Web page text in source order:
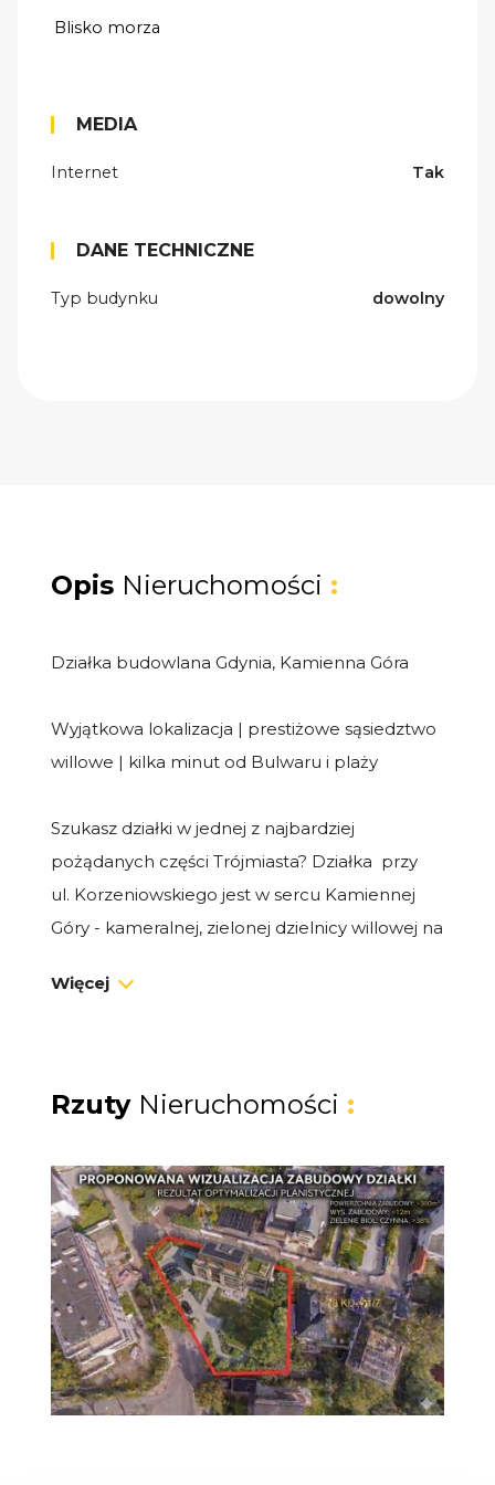
Blisko morza
MEDIA
Internet Tak
DANE TECHNICZNE
Typ budynku dowolny
Opis Nieruchomości :
Działka budowlana Gdynia, Kamienna Góra
Wyjątkowa lokalizacja | prestiżowe sąsiedztwo
willowe | kilka minut od Bulwaru i plaży
Szukasz działki w jednej z najbardziej
pożądanych części Trójmiasta? Działka przy
ul. Korzeniowskiego jest w sercu Kamiennej
Góry - kameralnej, zielonej dzielnicy willowej na
śródmieścia. To adres łączący ciszę i renomę
ulica Korzeniowskiego leży w dzielnicy
Kamienna Góra; sama dzielnica jest uznawana
wzgórzu z tarasem widokowym.
Lokalizacja i otoczenie
Bulwar Nadmorski i plaża - nadmorska
promenada biegnąca u stóp Kamiennej Góry;
idealna na codzienny spacer lub trening.
Więcej
Rzuty Nieruchomości :